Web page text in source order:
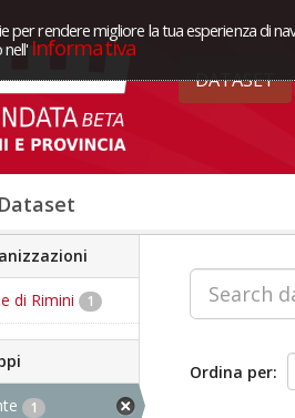
per rendere migliore la tua esperienza di
Informativa
DATASET
Dataset
di Rimini 1
1
Ordina per